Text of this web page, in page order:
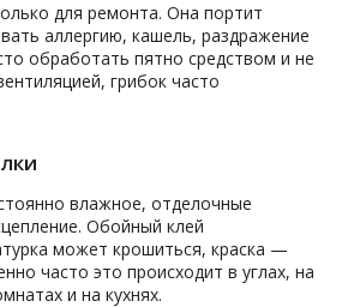
для ремонта. Она портит
аллергию, кашель, раздражение
обработать пятно средством и не
грибок часто
влажное, отделочные
Обойный клей
может крошиться, краска —
часто это происходит в углах, на
и на кухнях.